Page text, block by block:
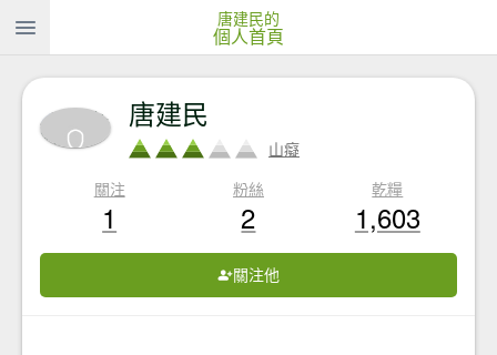
唐建民的
個人首頁
唐建民
山癡
關注
1
粉絲
2
乾糧
1,603
關注他